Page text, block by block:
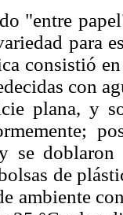
"entre
para
consistió
con
plana, y
se
de
ambiente